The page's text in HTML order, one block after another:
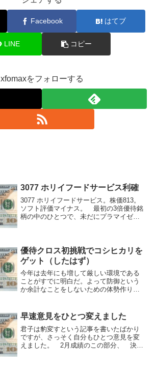
Facebook はてブ
LINE コピー
xfomaxをフォローする
3077 ホリイフードサービス利確
3077 ホリイフードサービス。株価813。
ソフト評価マイナス。 最初の3倍優待銘
柄の中のひとつで、未だにプラマイゼロ
別におか...
優待クロス初挑戦でコシヒカリを
ゲット（したはず）
今年は去年にも増して厳しい環境である
ことがすでに明白だ。よって防御という
か余計なことをしないための体勢作りと
た。 テストとして、1月末の1928 積水
ハウス 1,000株...
早速意見をひとつ変えました
君子は豹変すという記事を書いたばかり
ですが、さっそく自分もひとつ意見を変
えました。 2月成績のこの部分、 決算